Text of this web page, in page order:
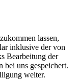
lassen,
inklusive der von
Bearbeitung der
bei uns gespeichert.
weiter.